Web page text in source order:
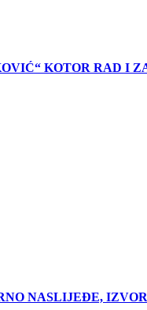
KOTOR RAD I
NASLIJEĐE,